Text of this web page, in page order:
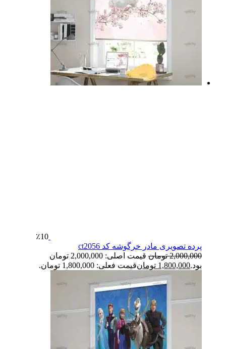
٪10
پرده تصویری مادر خرگوشه کد ct2056
2,000,000 تومان
قیمت اصلی: 2,000,000 تومان
بود.1,800,000 تومانقیمت فعلی: 1,800,000 تومان.